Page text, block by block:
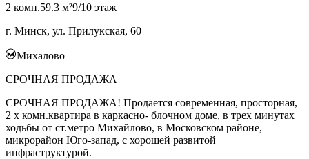
2 комн.59.3 м²9/10 этаж
г. Минск, ул. Прилукская, 60
Михалово
СРОЧНАЯ ПРОДАЖА
СРОЧНАЯ ПРОДАЖА! Продается современная, просторная,
2 х комн.квартира в каркасно- блочном доме, в трех минутах
ходьбы от ст.метро Михайлово, в Московском районе,
микрорайон Юго-запад, с хорошей развитой
инфраструктурой.